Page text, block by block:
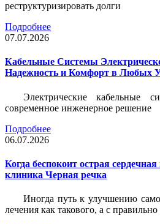
реструктуризировать долги
Подробнее
07.07.2026
Кабельные Системы
Надежность и Комфорт в Любых
Электрические кабельные
современное инженерное решение
Подробнее
06.07.2026
Когда беспокоит острая сердечная
клиника Черная речка
Иногда путь к улучшению
лечения как такового, а с